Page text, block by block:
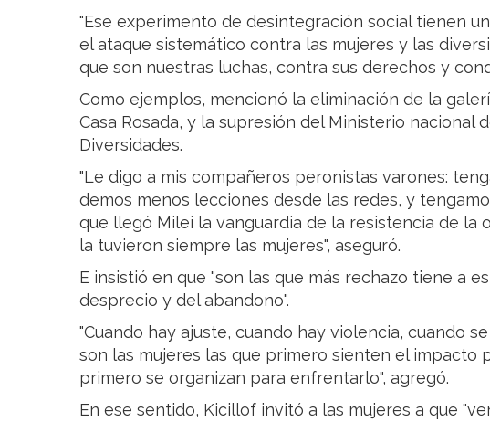
"Ese experimento de desintegración social tienen
el ataque sistemático contra las mujeres y las
que son nuestras luchas, contra sus derechos y
Como ejemplos, mencionó la eliminación de la
Casa Rosada, y la supresión del Ministerio nacional
Diversidades.
"Le digo a mis compañeros peronistas varones:
demos menos lecciones desde las redes, y
que llegó Milei la vanguardia de la resistencia de la
la tuvieron siempre las mujeres", aseguró.
E insistió en que "son las que más rechazo tiene a
desprecio y del abandono".
"Cuando hay ajuste, cuando hay violencia, cuando
son las mujeres las que primero sienten el impacto
primero se organizan para enfrentarlo", agregó.
En ese sentido, Kicillof invitó a las mujeres a que